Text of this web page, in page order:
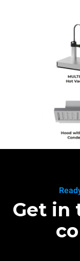
Get in